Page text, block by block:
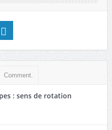
Comment.
: sens de rotation